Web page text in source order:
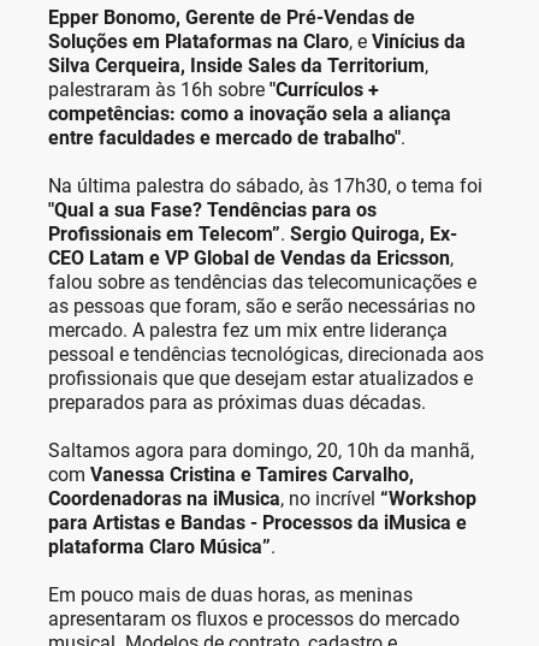
Epper Bonomo, Gerente de Pré-Vendas de
Soluções em Plataformas na Claro, e Vinícius da
Silva Cerqueira, Inside Sales da Territorium,
palestraram às 16h sobre "Currículos +
competências: como a inovação sela a aliança
entre faculdades e mercado de trabalho".
Na última palestra do sábado, às 17h30, o tema foi
"Qual a sua Fase? Tendências para os
Profissionais em Telecom”. Sergio Quiroga, Ex-
CEO Latam e VP Global de Vendas da Ericsson,
falou sobre as tendências das telecomunicações e
as pessoas que foram, são e serão necessárias no
mercado. A palestra fez um mix entre liderança
pessoal e tendências tecnológicas, direcionada aos
profissionais que que desejam estar atualizados e
preparados para as próximas duas décadas.
Saltamos agora para domingo, 20, 10h da manhã,
com Vanessa Cristina e Tamires Carvalho,
Coordenadoras na iMusica, no incrível “Workshop
para Artistas e Bandas - Processos da iMusica e
plataforma Claro Música”.
Em pouco mais de duas horas, as meninas
apresentaram os fluxos e processos do mercado